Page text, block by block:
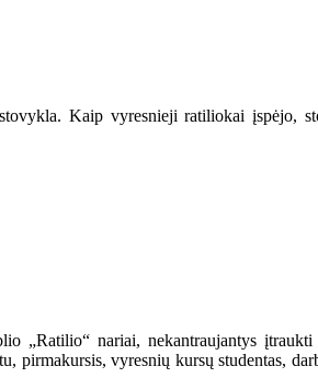
Kaip vyresnieji ratiliokai įspėjo,
„Ratilio“ nariai, nekantraujantys
vyresnių kursų studentas,